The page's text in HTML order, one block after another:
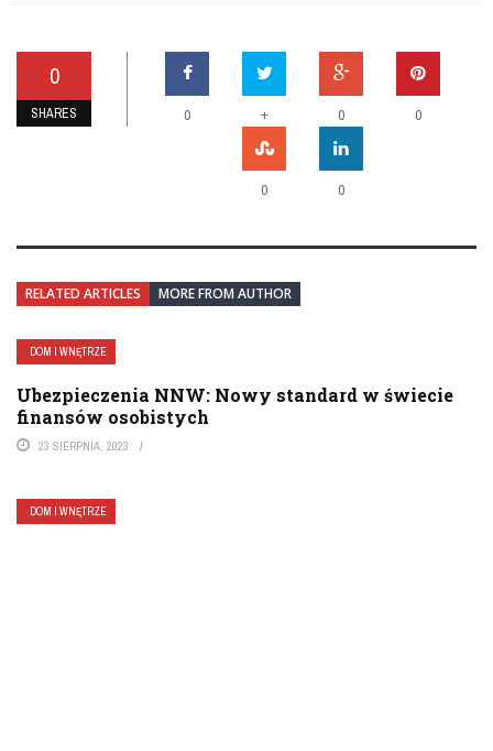
0
SHARES 0 + 0 0
0 0
RELATED ARTICLES MORE FROM AUTHOR
DOM I WNĘTRZE
Ubezpieczenia NNW: Nowy standard w świecie
finansów osobistych
23 SIERPNIA, 2023
DOM I WNĘTRZE